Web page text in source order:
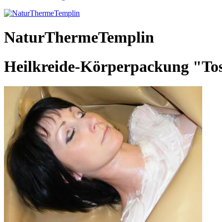
NaturThermeTemplin
Heilkreide-Körperpackung